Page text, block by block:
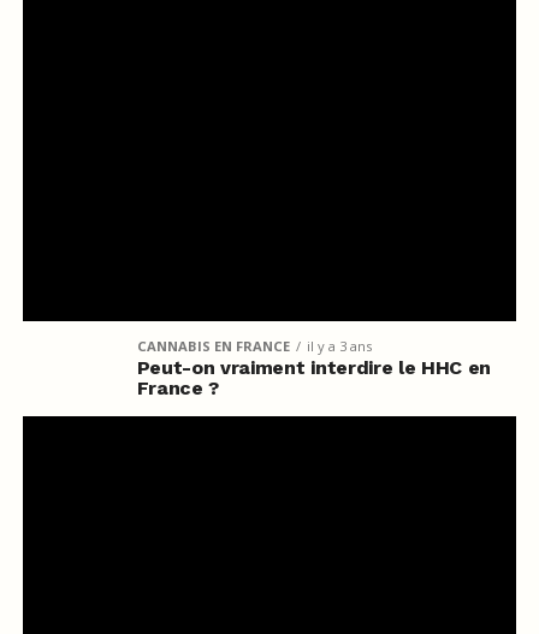
CANNABIS EN FRANCE il y a 3 ans
Peut-on vraiment interdire le HHC en
France ?